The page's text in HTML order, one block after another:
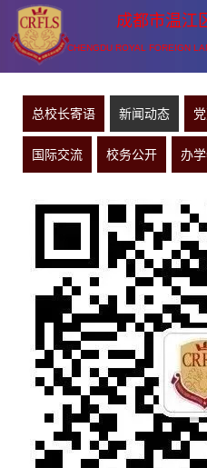
成都市温江
CHENGDU ROYAL FOREIGN
总校长寄语 新闻动态
国际交流 校务公开 办